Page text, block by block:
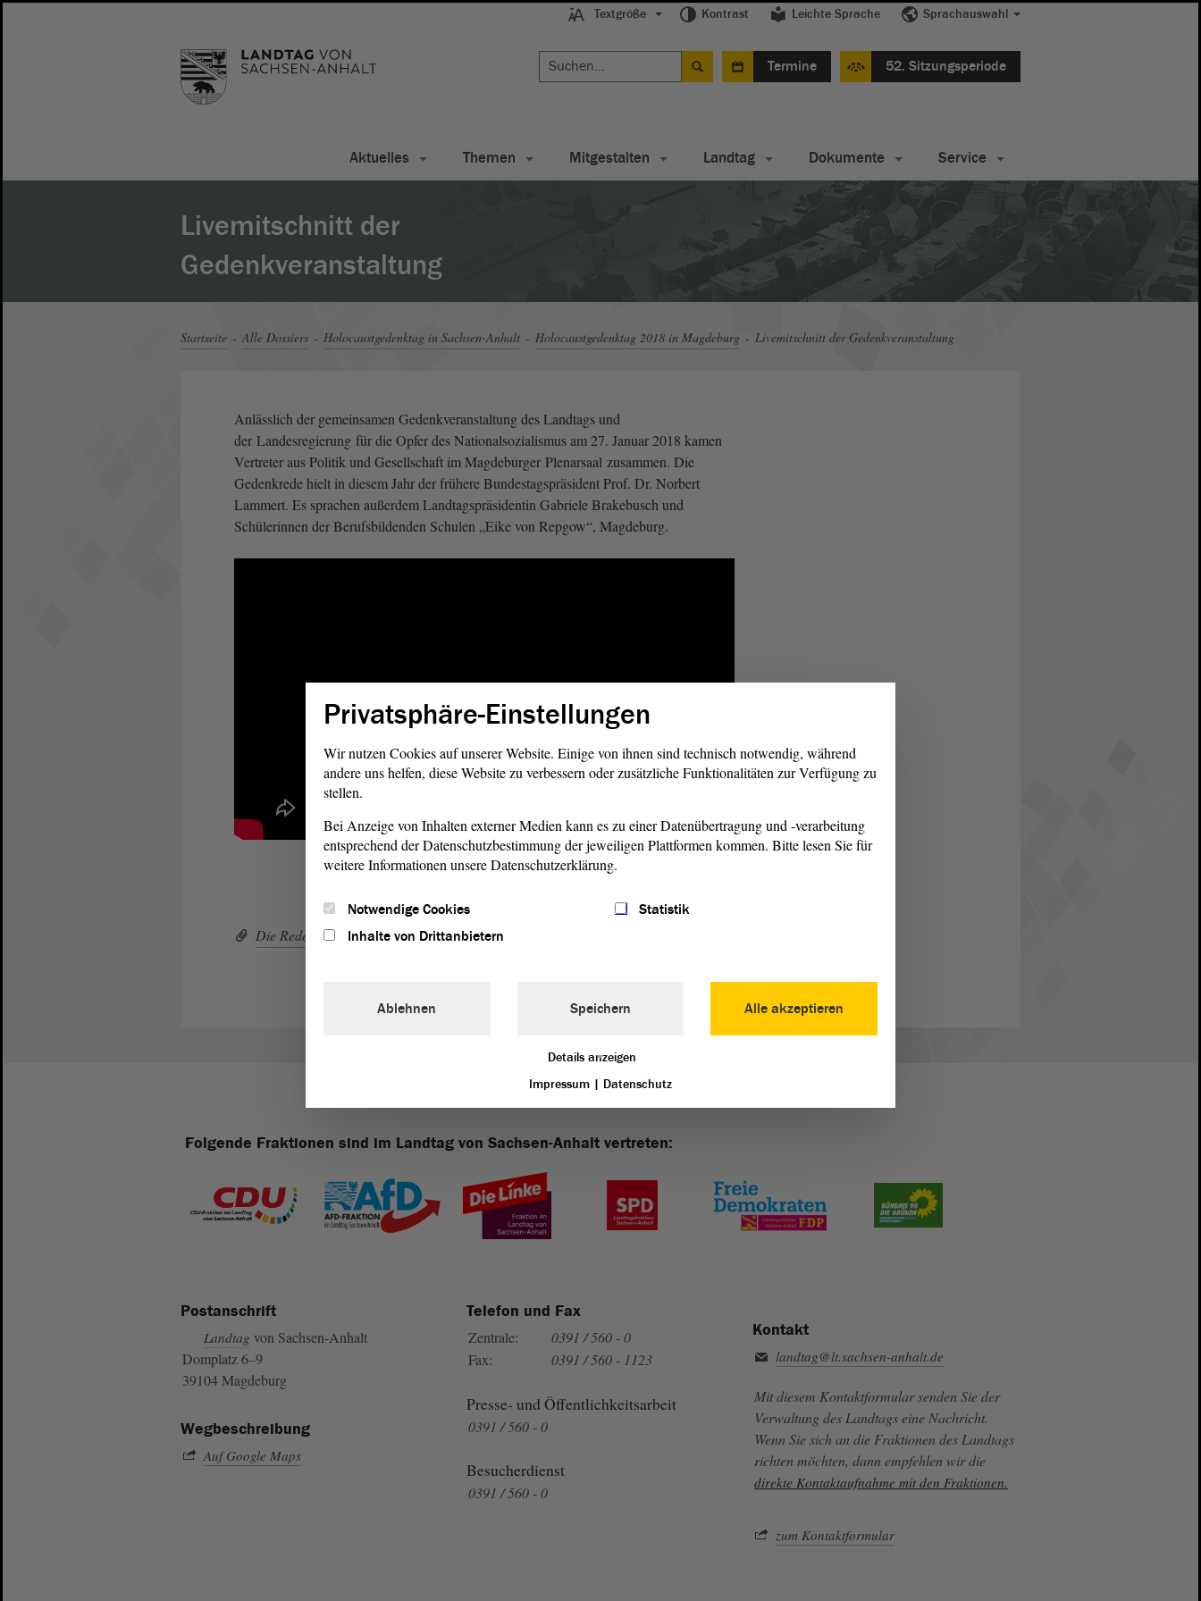
Textgröße Kontrast Leichte Sprache Sprachauswahl
Termine 52. Sitzungsperiode
Aktuelles Themen Mitgestalten Landtag Dokumente Service
Livemitschnitt der
Gedenkveranstaltung
Startseite Alle Dossiers Holocaustgedenktag in Sachsen-Anhalt Holocaustgedenktag 2018 in Magdeburg Livemitschnitt der Gedenkveranstaltung
Anlässlich der gemeinsamen Gedenkveranstaltung des Landtags und
der Landesregierung für die Opfer des Nationalsozialismus am 27. Januar 2018 kamen
Vertreter aus Politik und Gesellschaft im Magdeburger Plenarsaal zusammen. Die
Gedenkrede hielt in diesem Jahr der frühere Bundestagspräsident Prof. Dr. Norbert
Lammert. Es sprachen außerdem Landtagspräsidentin Gabriele Brakebusch und
Schülerinnen der Berufsbildenden Schulen „Eike von Repgow“, Magdeburg.
Die Rede von Norbert Lammert zum Nachlesen (PDF; 20.85 KB)
Folgende Fraktionen sind im Landtag von Sachsen-Anhalt vertreten:
Postanschrift
Landtag von Sachsen-Anhalt
Domplatz 6–9
39104 Magdeburg
Wegbeschreibung
Auf Google Maps
Telefon und Fax
Zentrale:
0391 / 560 - 0
Fax:
0391 / 560 - 1123
Presse- und Öffentlichkeitsarbeit
0391 / 560 - 0
Besucherdienst
0391 / 560 - 0
Kontakt
landtag@lt.sachsen-anhalt.de
Mit diesem Kontaktformular senden Sie der
Verwaltung des Landtags eine Nachricht.
Wenn Sie sich an die Fraktionen des Landtags
richten möchten, dann empfehlen wir die
direkte Kontaktaufnahme mit den Fraktionen.
zum Kontaktformular
Privatsphäre-Einstellungen
Wir nutzen Cookies auf unserer Website. Einige von ihnen sind technisch notwendig, während
andere uns helfen, diese Website zu verbessern oder zusätzliche Funktionalitäten zur Verfügung zu
stellen.
Bei Anzeige von Inhalten externer Medien kann es zu einer Datenübertragung und -verarbeitung
entsprechend der Datenschutzbestimmung der jeweiligen Plattformen kommen. Bitte lesen Sie für
weitere Informationen unsere Datenschutzerklärung.
Notwendige Cookies
Statistik
Inhalte von Drittanbietern
Alle akzeptieren
Ablehnen Speichern
Details anzeigen
Impressum | Datenschutz